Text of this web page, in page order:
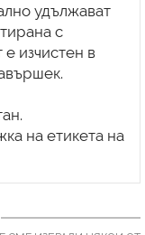
удължават
с
изчистен в
на етикета на